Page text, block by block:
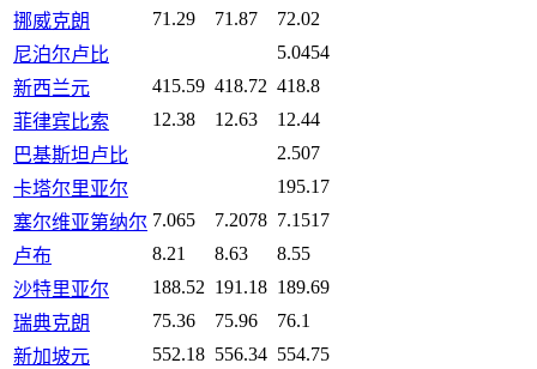
挪威克朗
71.29 71.87
72.02
尼泊尔卢比
5.0454
新西兰元
415.59 418.72 418.8
菲律宾比索
12.38 12.63
12.44
巴基斯坦卢比
2.507
卡塔尔里亚尔
195.17
塞尔维亚第纳尔 7.065 7.2078 7.1517
卢布
8.21 8.63
8.55
沙特里亚尔
188.52 191.18 189.69
瑞典克朗
75.36 75.96
76.1
新加坡元
552.18 556.34 554.75